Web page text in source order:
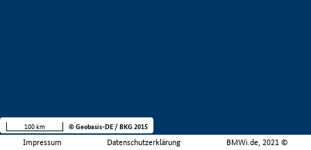
Impressum Datenschutzerklärung BMWi.de, 2021 ©
100 km © Geobasis-DE / BKG 2015